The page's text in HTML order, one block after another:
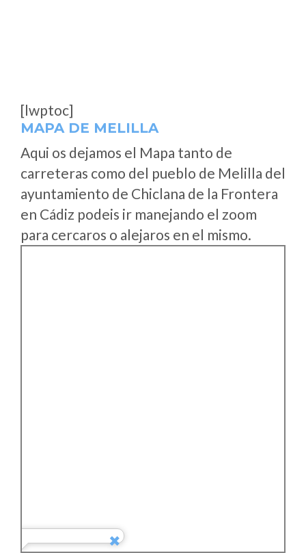
[lwptoc]
MAPA DE MELILLA
Aqui os dejamos el Mapa tanto de
carreteras como del pueblo de Melilla del
ayuntamiento de Chiclana de la Frontera
en Cádiz podeis ir manejando el zoom
para cercaros o alejaros en el mismo.